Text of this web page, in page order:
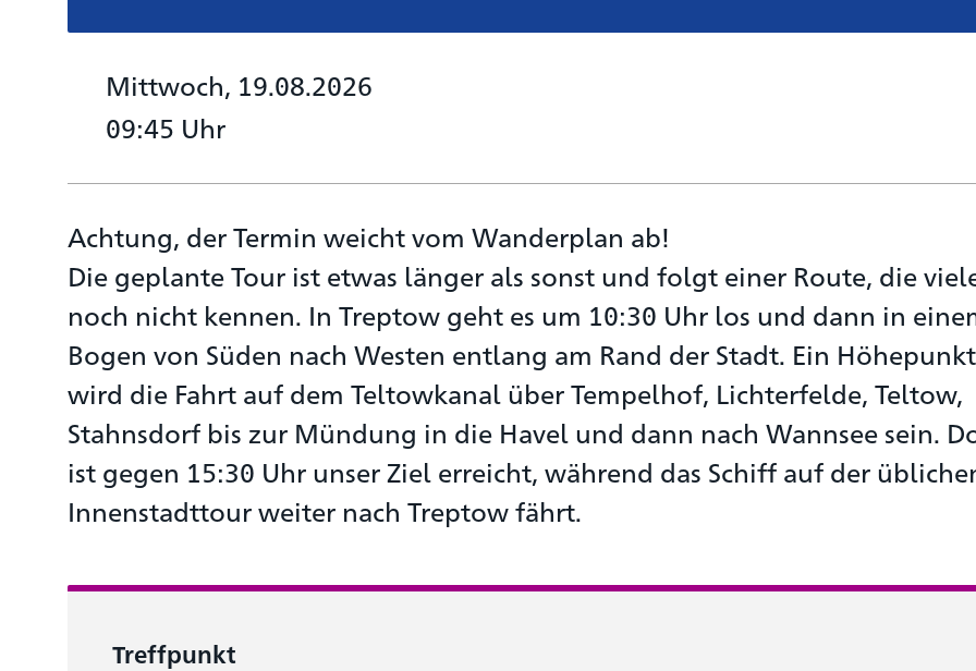
Mittwoch, 19.08.2026
09:45 Uhr
Achtung, der Termin weicht vom Wanderplan ab!
Die geplante Tour ist etwas länger als sonst und folgt einer Route, die
noch nicht kennen. In Treptow geht es um 10:30 Uhr los und dann in
Bogen von Süden nach Westen entlang am Rand der Stadt. Ein Höhepunkt
wird die Fahrt auf dem Teltowkanal über Tempelhof, Lichterfelde, Teltow,
Stahnsdorf bis zur Mündung in die Havel und dann nach Wannsee sein.
ist gegen 15:30 Uhr unser Ziel erreicht, während das Schiff auf der
Innenstadttour weiter nach Treptow fährt.
Treffpunkt